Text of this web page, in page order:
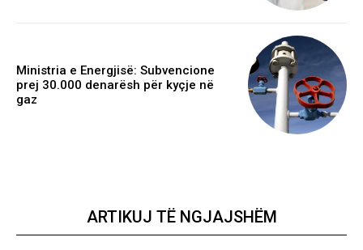
Ministria e Energjisë: Subvencione
prej 30.000 denarësh për kyçje në
gaz
ARTIKUJ TË NGJAJSHËM